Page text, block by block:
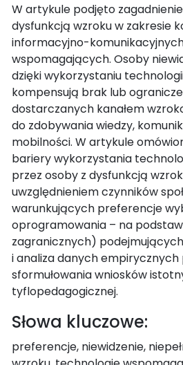
W artykule podjęto
dysfunkcją wzroku w zakresie
informacyjno-
wspomagających. Osoby
dzięki wykorzystaniu
kompensują brak lub
dostarczanych kanałem
do zdobywania wiedzy,
mobilności. W artykule
bariery wykorzystania
przez osoby z dysfunkcją
uwzględnieniem czynników
warunkujących preferencje
oprogramowania – na
zagranicznych)
i analiza danych empirycznych
sformułowania wniosków
tyflopedagogicznej.
Słowa kluczowe:
preferencje, niewidzenie,